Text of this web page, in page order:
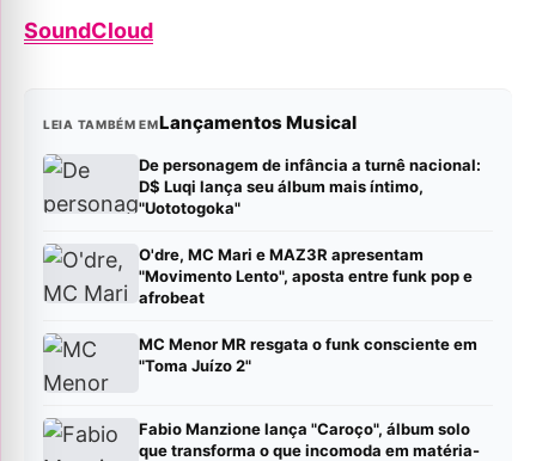
SoundCloud
LEIA TAMBÉM EMLançamentos Musical
De personagem de infância a turnê nacional:
D$ Luqi lança seu álbum mais íntimo,
"Uototogoka"
O'dre, MC Mari e MAZ3R apresentam
"Movimento Lento", aposta entre funk pop e
afrobeat
MC Menor MR resgata o funk consciente em
"Toma Juízo 2"
Fabio Manzione lança "Caroço", álbum solo
que transforma o que incomoda em matéria-